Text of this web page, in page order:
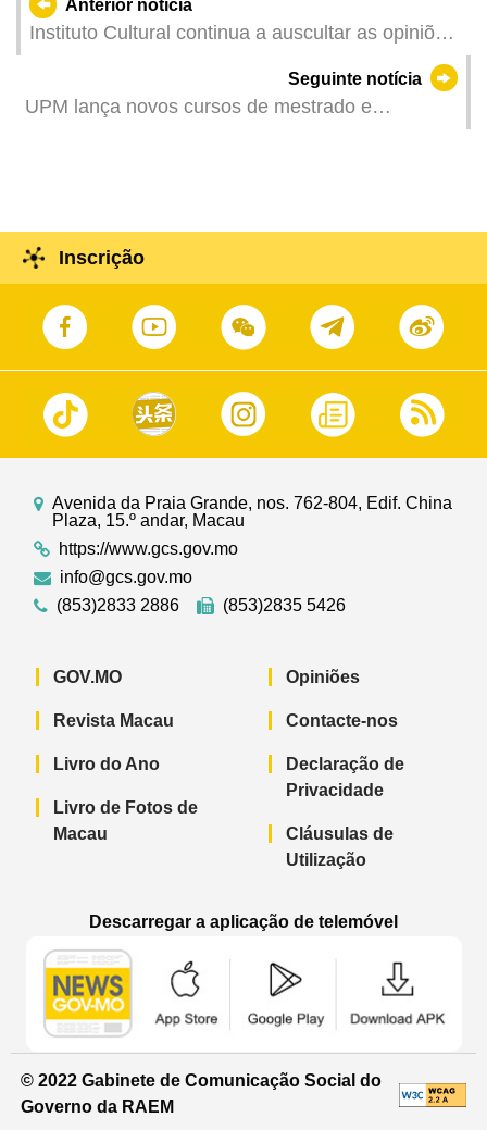
Anterior notícia
Instituto Cultural continua a auscultar as opiniões
sobre a programação do Concerto de Passagem
Seguinte notícia
UPM lança novos cursos de mestrado e
Inscrição
Avenida da Praia Grande, nos. 762-804, Edif. China
Plaza, 15.º andar, Macau
https://www.gcs.gov.mo
info@gcs.gov.mo
(853)2833 2886
(853)2835 5426
GOV.MO
Revista Macau
Livro do Ano
Livro de Fotos de
Macau
Opiniões
Contacte-nos
Declaração de
Privacidade
Cláusulas de
Utilização
Descarregar a aplicação de telemóvel
© 2022 Gabinete de Comunicação Social do
Governo da RAEM